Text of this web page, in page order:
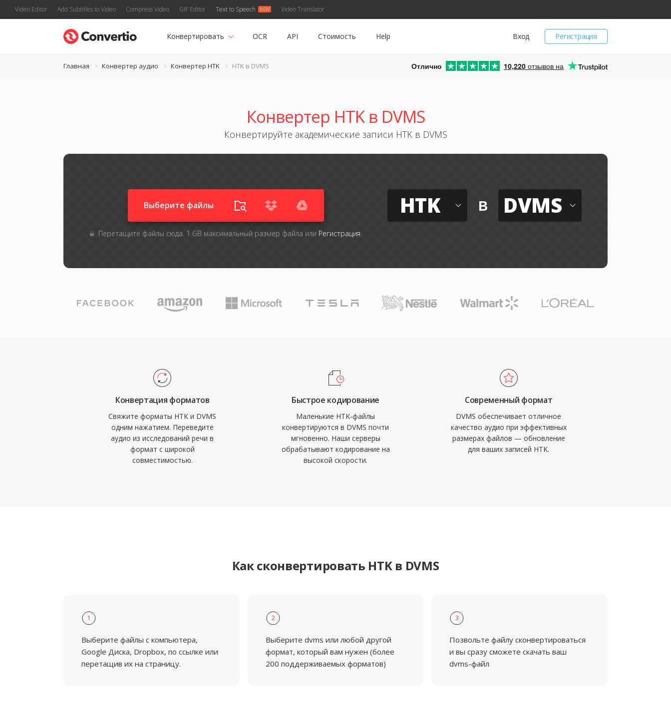
Video Editor Add Subtitles to Video Compress Video GIF Editor Text to Speech Video Translator
Регистрация
Вход
Конвертировать OCR API Стоимость Help
Главная Конвертер аудио Конвертер HTK HTK в DVMS Отлично 10,220 отзывов на
Конвертер HTK в DVMS
Конвертируйте академические записи HTK в DVMS
Выберите файлы
Перетащите файлы сюда. 1 GB максимальный размер файла или Регистрация
HTK в DVMS
Конвертация форматов
Свяжите форматы HTK и DVMS
одним нажатием. Переведите
аудио из исследований речи в
формат с широкой
совместимостью.
Быстрое кодирование
Маленькие HTK-файлы
конвертируются в DVMS почти
мгновенно. Наши серверы
обрабатывают кодирование на
высокой скорости.
Современный формат
DVMS обеспечивает отличное
качество аудио при эффективных
размерах файлов — обновление
для ваших записей HTK.
Как сконвертировать HTK в DVMS
1
Выберите файлы с компьютера,
Google Диска, Dropbox, по ссылке или
перетащив их на страницу.
2
Выберите dvms или любой другой
формат, который вам нужен (более
200 поддерживаемых форматов)
3
Позвольте файлу сконвертироваться
и вы сразу сможете скачать ваш
dvms-файл